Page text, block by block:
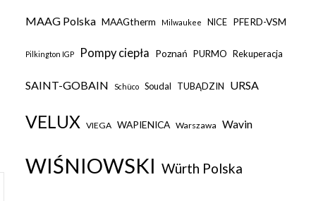
MAAG Polska MAAGtherm Milwaukee NICE PFERD-VSM
Pilkington IGP Pompy ciepła Poznań PURMO Rekuperacja
SAINT-GOBAIN Schüco Soudal TUBĄDZIN URSA
VELUX VIEGA WAPIENICA Warszawa Wavin
WIŚNIOWSKI Würth Polska